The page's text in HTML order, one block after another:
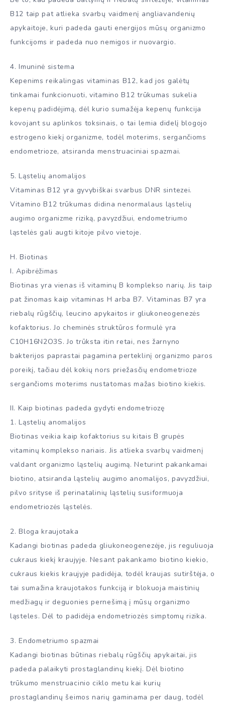
B12 taip pat atlieka svarbų vaidmenį angliavandenių
apykaitoje, kuri padeda gauti energijos mūsų organizmo
funkcijoms ir padeda nuo nemigos ir nuovargio.
4. Imuninė sistema
Kepenims reikalingas vitaminas B12, kad jos galėtų
tinkamai funkcionuoti, vitamino B12 trūkumas sukelia
kepenų padidėjimą, dėl kurio sumažėja kepenų funkcija
kovojant su aplinkos toksinais, o tai lemia didelį blogojo
estrogeno kiekį organizme, todėl moterims, sergančioms
endometrioze, atsiranda menstruaciniai spazmai.
5. Ląstelių anomalijos
Vitaminas B12 yra gyvybiškai svarbus DNR sintezei.
Vitamino B12 trūkumas didina nenormalaus ląstelių
augimo organizme riziką, pavyzdžiui, endometriumo
ląstelės gali augti kitoje pilvo vietoje.
H. Biotinas
I. Apibrėžimas
Biotinas yra vienas iš vitaminų B komplekso narių. Jis taip
pat žinomas kaip vitaminas H arba B7. Vitaminas B7 yra
riebalų rūgščių, leucino apykaitos ir gliukoneogenezės
kofaktorius. Jo cheminės struktūros formulė yra
C10H16N2O3S. Jo trūksta itin retai, nes žarnyno
bakterijos paprastai pagamina perteklinį organizmo paros
poreikį, tačiau dėl kokių nors priežasčių endometrioze
sergančioms moterims nustatomas mažas biotino kiekis.
II. Kaip biotinas padeda gydyti endometriozę
1. Ląstelių anomalijos
Biotinas veikia kaip kofaktorius su kitais B grupės
vitaminų komplekso nariais. Jis atlieka svarbų vaidmenį
valdant organizmo ląstelių augimą. Neturint pakankamai
biotino, atsiranda ląstelių augimo anomalijos, pavyzdžiui,
pilvo srityse iš perinatalinių ląstelių susiformuoja
endometriozės ląstelės.
2. Bloga kraujotaka
Kadangi biotinas padeda gliukoneogenezėje, jis reguliuoja
cukraus kiekį kraujyje. Nesant pakankamo biotino kiekio,
cukraus kiekis kraujyje padidėja, todėl kraujas sutirštėja, o
tai sumažina kraujotakos funkciją ir blokuoja maistinių
medžiagų ir deguonies pernešimą į mūsų organizmo
ląsteles. Dėl to padidėja endometriozės simptomų rizika.
3. Endometriumo spazmai
Kadangi biotinas būtinas riebalų rūgščių apykaitai, jis
padeda palaikyti prostaglandinų kiekį. Dėl biotino
trūkumo menstruacinio ciklo metu kai kurių
prostaglandinų šeimos narių gaminama per daug, todėl